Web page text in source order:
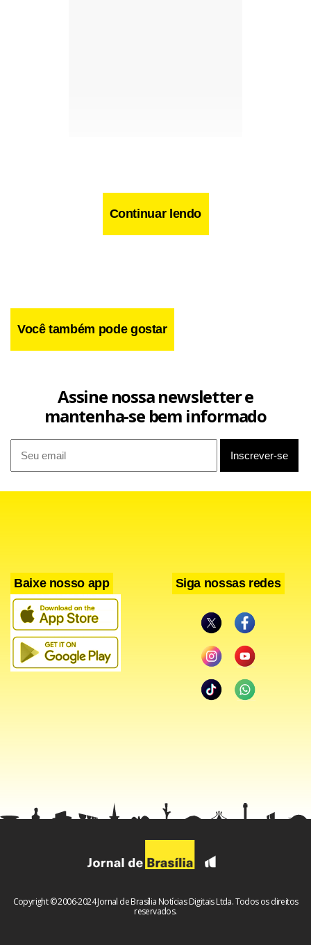
Continuar lendo
Você também pode gostar
Assine nossa newsletter e
mantenha-se bem informado
Baixe nosso app Siga nossas redes
Copyright © 2006-2024 Jornal de Brasília Notícias Digitais Ltda. Todos os direitos
reservados.